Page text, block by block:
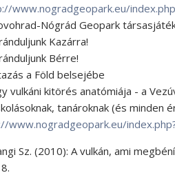
www.nogradgeopark.eu/
Nógrád Geopark
Kazárra!
Bérre!
a Föld belsejébe
vulkáni kitörés anatómiája - a
tanároknak (és
www.nogradgeopark.eu/
Sz. (2010): A vulkán, ami